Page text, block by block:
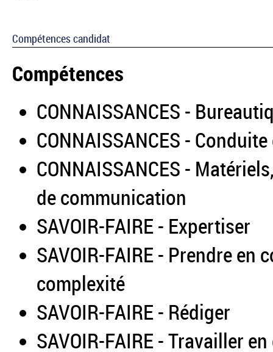
Compétences candidat
Compétences
CONNAISSANCES -
CONNAISSANCES -
CONNAISSANCES -
de communication
SAVOIR-FAIRE - Expertiser
SAVOIR-FAIRE - Prendre
complexité
SAVOIR-FAIRE - Rédiger
SAVOIR-FAIRE - Travailler